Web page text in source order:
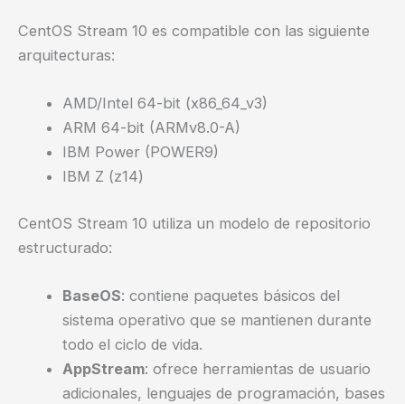
CentOS Stream 10 es compatible con las siguiente
arquitecturas:
AMD/Intel 64-bit (x86_64_v3)
ARM 64-bit (ARMv8.0-A)
IBM Power (POWER9)
IBM Z (z14)
CentOS Stream 10 utiliza un modelo de repositorio
estructurado:
BaseOS: contiene paquetes básicos del
sistema operativo que se mantienen durante
todo el ciclo de vida.
AppStream: ofrece herramientas de usuario
adicionales, lenguajes de programación, bases